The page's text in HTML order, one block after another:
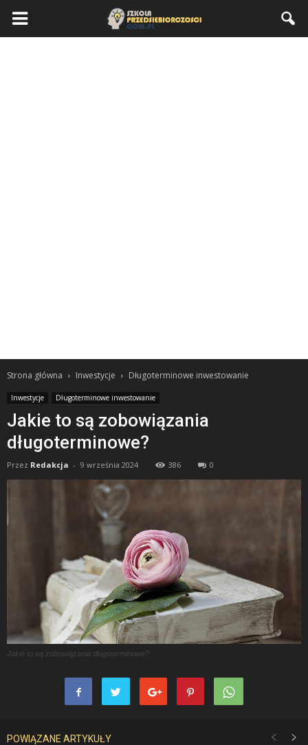
Strona główna Inwestycje Długoterminowe inwestowanie
Inwestycje Długoterminowe inwestowanie
Jakie to są zobowiązania
długoterminowe?
Przez Redakcja - 9 września 2024 386 0
Jakie to są zobowiązania długoterminowe?
POWIĄZANE ARTYKUŁY